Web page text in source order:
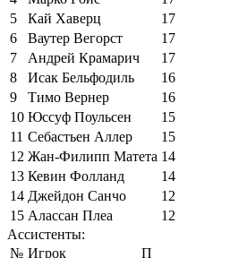
5
Кай Хаверц
17
6
Ваутер Вегорст
17
7
Андрей Крамарич
17
8
Исак Бельфодиль
16
9
Тимо Вернер
16
10 Юссуф Поульсен
15
11 Себастьен Аллер
15
12 Жан-Филипп Матета 14
13 Кевин Фолланд
14
14 Джейдон Санчо
12
15 Алассан Плеа
12
Ассистенты:
№ Игрок
П